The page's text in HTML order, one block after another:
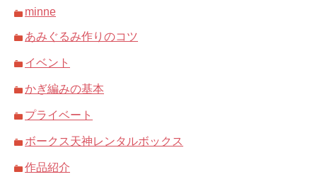
minne
あみぐるみ作りのコツ
イベント
かぎ編みの基本
プライベート
ボークス天神レンタルボックス
作品紹介